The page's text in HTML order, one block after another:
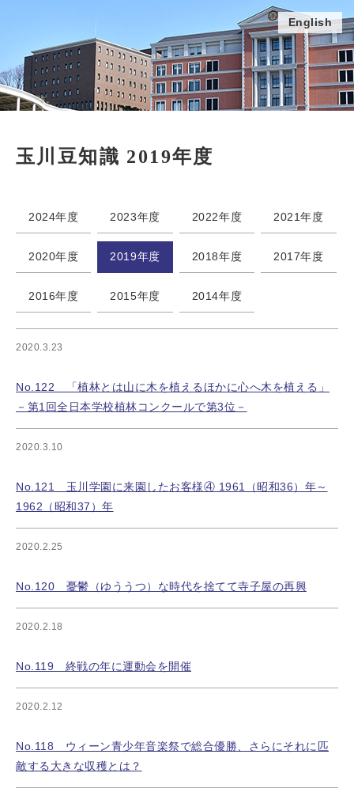
English
玉川豆知識 2019年度
2024年度 2023年度 2022年度 2021年度
2020年度 2019年度 2018年度 2017年度
2016年度 2015年度 2014年度
2020.3.23
No.122 「植林とは山に木を植えるほかに心へ木を植える」
－第1回全日本学校植林コンクールで第3位－
2020.3.10
No.121 玉川学園に来園したお客様④ 1961（昭和36）年～
1962（昭和37）年
2020.2.25
No.120 憂鬱（ゆううつ）な時代を捨てて寺子屋の再興
2020.2.18
No.119 終戦の年に運動会を開催
2020.2.12
No.118 ウィーン青少年音楽祭で総合優勝、さらにそれに匹
敵する大きな収穫とは？